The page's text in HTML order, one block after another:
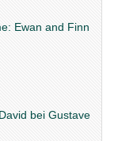
Ewan and Finn
bei Gustave